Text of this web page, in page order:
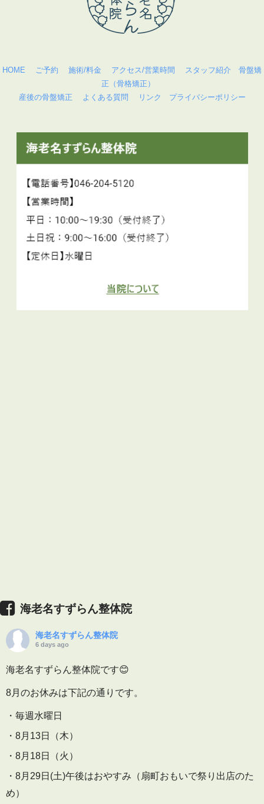
HOME ご予約 施術/料金 アクセス/営業時間 スタッフ紹介
骨盤矯
正（骨格矯正）
産後の骨盤矯正
よくある質問 リンク プライバシーポリシー
海老名すずらん整体院
海老名すずらん整体院
6 days ago
海老名すずらん整体院です😊
8月のお休みは下記の通りです。
・毎週水曜日
・8月13日（木）
・8月18日（火）
・8月29日(土)午後はおやすみ（扇町おもいで祭り出店のた
め）